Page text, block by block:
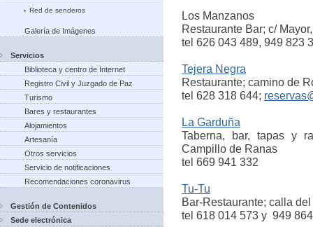
Red de senderos
Galería de Imágenes
Servicios
Biblioteca y centro de Internet
Registro Civil y Juzgado de Paz
Turismo
Bares y restaurantes
Alojamientos
Artesanía
Otros servicios
Servicio de notificaciones
Recomendaciones coronavirus
Gestión de Contenidos
Sede electrónica
Los Manzanos
Restaurante Bar; c/
tel 626 043 489, 949 823
Tejera Negra
Restaurante; camino de
tel 628 318 644;
La Garduña
Taberna, bar, tapas y
Campillo de Ranas
tel 669 941 332
Tu-Tu
Bar-Restaurante; calla
tel 618 014 573 y 949